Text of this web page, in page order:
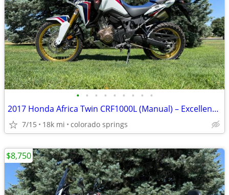
• • • • • • • • •
2017 Honda Africa Twin CRF1000L (Manual) – Excellent Condition
7/15 18k mi colorado springs
$8,750